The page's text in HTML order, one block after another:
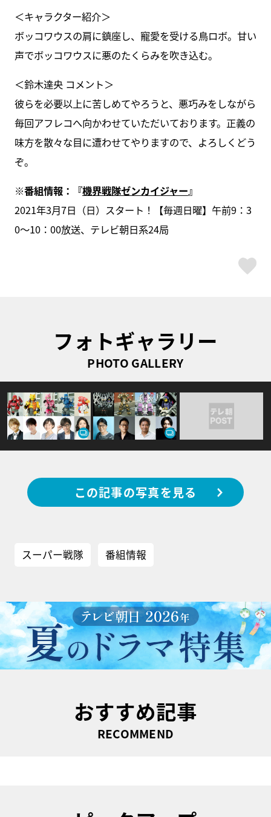
＜キャラクター紹介＞
ボッコワウスの肩に鎮座し、寵愛を受ける鳥ロボ。甘い
声でボッコワウスに悪のたくらみを吹き込む。
＜鈴木達央 コメント＞
彼らを必要以上に苦しめてやろうと、悪巧みをしながら
毎回アフレコへ向かわせていただいております。正義の
味方を散々な目に遭わせてやりますので、よろしくどう
ぞ。
※番組情報：『機界戦隊ゼンカイジャー』
2021年3月7日（日）スタート！【毎週日曜】午前9：3
0～10：00放送、テレビ朝日系24局
フォトギャラリー
PHOTO GALLERY
この記事の写真を見る
スーパー戦隊 番組情報
おすすめ記事
RECOMMEND